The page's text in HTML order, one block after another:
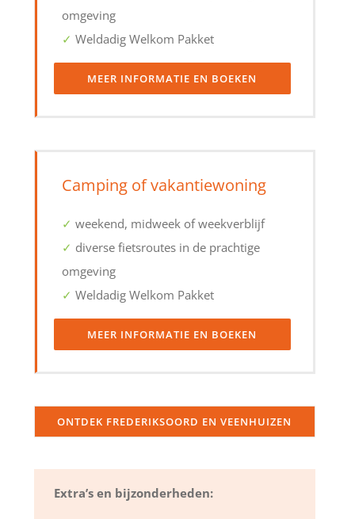
omgeving
✓ Weldadig Welkom Pakket
MEER INFORMATIE EN BOEKEN
Camping of vakantiewoning
✓ weekend, midweek of weekverblijf
✓ diverse fietsroutes in de prachtige
omgeving
✓ Weldadig Welkom Pakket
MEER INFORMATIE EN BOEKEN
ONTDEK FREDERIKSOORD EN VEENHUIZEN
Extra’s en bijzonderheden: